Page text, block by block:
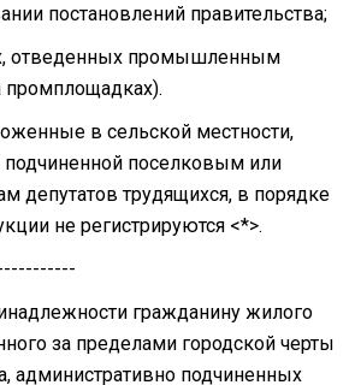
постановлений правительства;
отведенных промышленным
промплощадках).
в сельской местности,
подчиненной поселковым или
депутатов трудящихся, в порядке
не регистрируются <*>.
гражданину жилого
за пределами городской черты
административно подчиненных